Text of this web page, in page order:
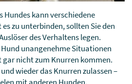
Hundes kann verschiedene
zu unterbinden, sollten Sie den
des Verhaltens legen.
unangenehme Situationen
gar nicht zum Knurren kommen.
wieder das Knurren zulassen –